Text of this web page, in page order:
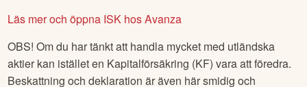
Läs mer och öppna ISK hos Avanza
OBS! Om du har tänkt att handla mycket med utländska
aktier kan istället en Kapitalförsäkring (KF) vara att föredra.
Beskattning och deklaration är även här smidig och